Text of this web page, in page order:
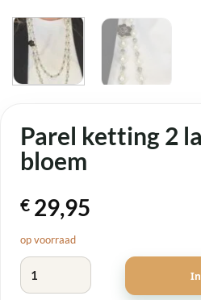
Parel ketting 2
bloem
€ 29,95
op voorraad
Parel ketting 2 laags zwarte bloem